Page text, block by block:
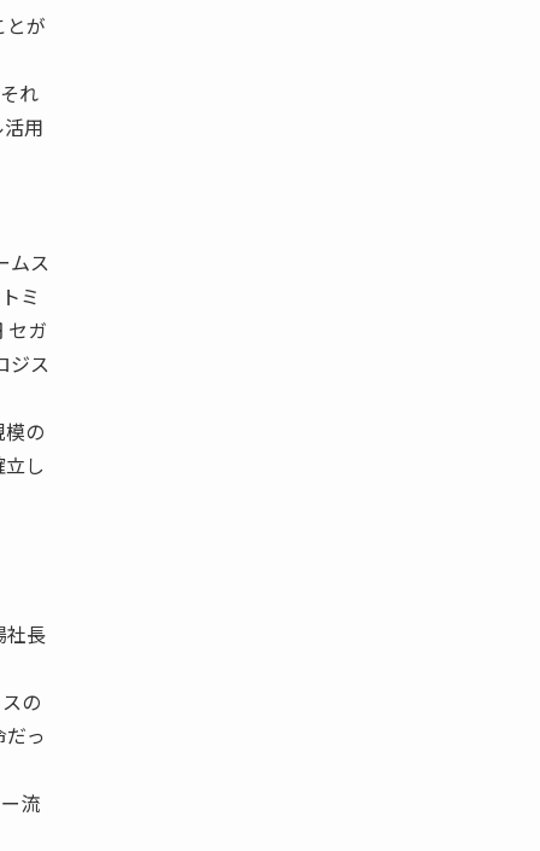
とが
れ
用
ムス
ミ
セガ
ジス
の
し
社長
の
っ
流